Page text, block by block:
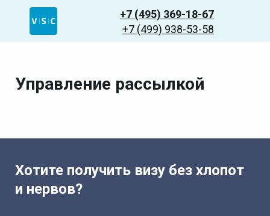
+7 (495) 369-18-67
+7 (499) 938-53-58
Управление рассылкой
Хотите получить визу без хлопот
и нервов?